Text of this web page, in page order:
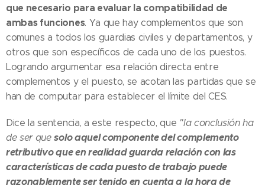
que necesario para evaluar la compatibilidad de
ambas funciones. Ya que hay complementos que son
comunes a todos los guardias civiles y departamentos, y
otros que son específicos de cada uno de los puestos.
Logrando argumentar esa relación directa entre
complementos y el puesto, se acotan las partidas que se
han de computar para establecer el límite del CES.
Dice la sentencia, a este respecto, que "la conclusión ha
de ser quesolo aquel componente del complemento
retributivo que en realidad guarda relación con las
características de cada puesto de trabajo puede
razonablemente ser tenido en cuenta a la hora de